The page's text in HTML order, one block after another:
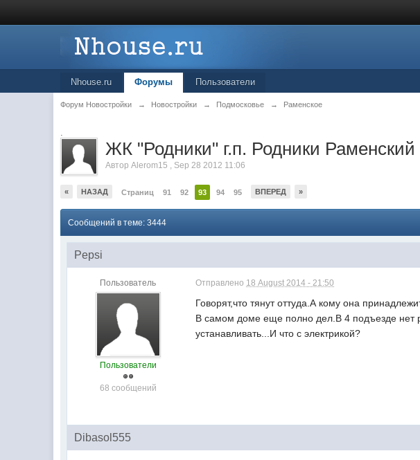
Nhouse.ru Форумы Пользователи
Форум Новостройки → Новостройки → Подмосковье → Раменское
.
ЖК "Родники" г.п. Родники Раменский
АвторAlerom15 , Sep 28 2012 11:06
« НАЗАД Страниц 91 92 93 94 95 ВПЕРЕД »
Сообщений в теме: 3444
Pepsi
Пользователь
Пользователи
68 сообщений
Отправлено 18 August 2014 - 21:50
Говорят,что тянут оттуда.А кому она
В самом доме еще полно дел.В 4 подъезде нет
устанавливать...И что с электрикой?
Dibasol555